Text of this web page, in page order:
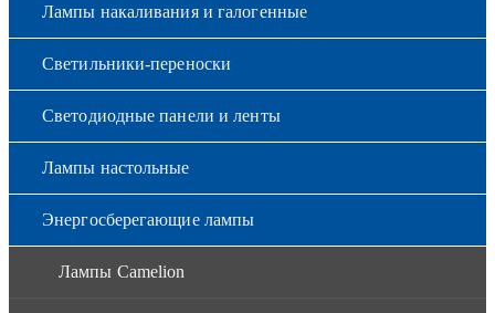
Лампы накаливания и галогенные
Светильники-переноски
Светодиодные панели и ленты
Лампы настольные
Энергосберегающие лампы
Лампы Camelion